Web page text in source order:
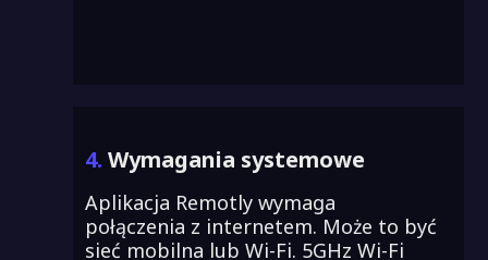
4. Wymagania systemowe
Aplikacja Remotly wymaga
połączenia z internetem. Może to być
sieć mobilna lub Wi-Fi. 5GHz Wi-Fi